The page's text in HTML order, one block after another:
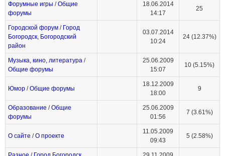
Форумные игры /Общие
форумы
18.06.2014
14:17
25
Городской форум / Город
Богородск, Богородский
район
03.07.2014
10:24
24 (12.37%)
Музыка, кино, литература /
Общие форумы
25.06.2009
15:07
10 (5.15%)
Юмор /Общие форумы
18.12.2009
18:00
9
Образование /Общие
форумы
25.06.2009
01:56
7 (3.61%)
О сайте /О проекте
11.05.2009
09:43
5 (2.58%)